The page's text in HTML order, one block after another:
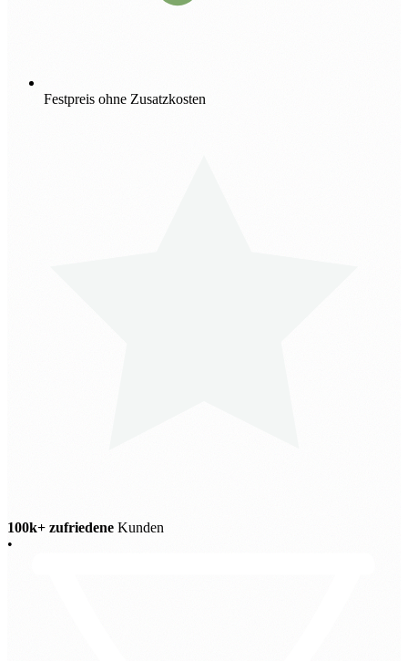
Festpreis ohne Zusatzkosten
100k+ zufriedene Kunden
•